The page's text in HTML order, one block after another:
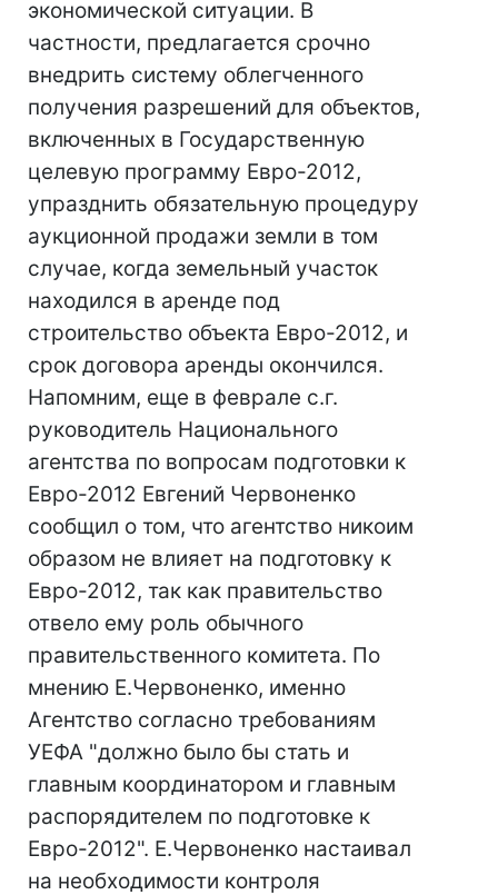
экономической ситуации. В
частности, предлагается срочно
внедрить систему облегченного
получения разрешений для объектов,
включенных в Государственную
целевую программу Евро-2012,
упразднить обязательную процедуру
аукционной продажи земли в том
случае, когда земельный участок
находился в аренде под
строительство объекта Евро-2012, и
срок договора аренды окончился.
Напомним, еще в феврале с.г.
руководитель Национального
агентства по вопросам подготовки к
Евро-2012 Евгений Червоненко
сообщил о том, что агентство никоим
образом не влияет на подготовку к
Евро-2012, так как правительство
отвело ему роль обычного
правительственного комитета. По
мнению Е.Червоненко, именно
Агентство согласно требованиям
УЕФА "должно было бы стать и
главным координатором и главным
распорядителем по подготовке к
Евро-2012". Е.Червоненко настаивал
на необходимости контроля